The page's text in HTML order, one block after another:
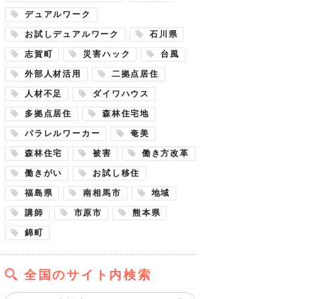
デュアルワーク
お試しデュアルワーク 石川県
志賀町 災害ハック 台風
外部人材活用 二拠点居住
人材不足 ダイワハウス
多拠点居住 森林住宅地
パラレルワーカー 奄美
森林住宅 被害 働き方改革
働きがい お試し移住
福島県 南相馬市 地域
講師 市原市 熊本県
錦町
全国のサイト内検索